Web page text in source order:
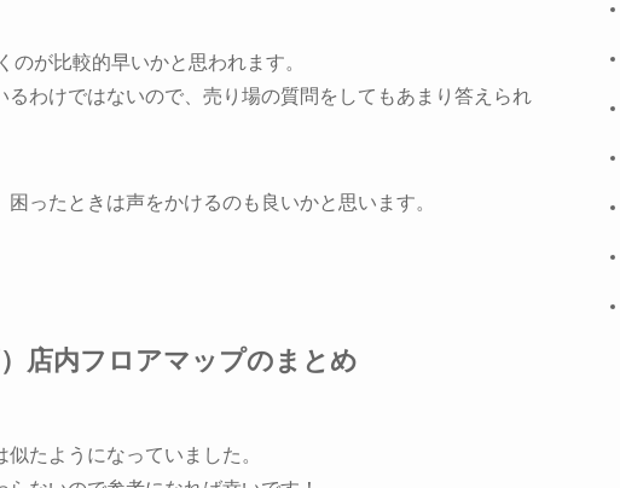
のが比較的早いかと思われます。
わけではないので、売り場の質問をしてもあまり答えられ
ったときは声をかけるのも良いかと思います。
店内フロアマップのまとめ
たようになっていました。